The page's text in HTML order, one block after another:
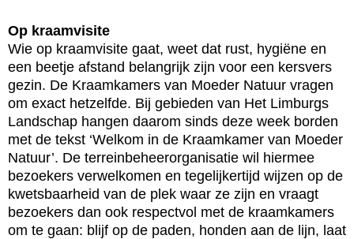
Op kraamvisite
Wie op kraamvisite gaat, weet dat rust, hygiëne en
een beetje afstand belangrijk zijn voor een kersvers
gezin. De Kraamkamers van Moeder Natuur vragen
om exact hetzelfde. Bij gebieden van Het Limburgs
Landschap hangen daarom sinds deze week borden
met de tekst ‘Welkom in de Kraamkamer van Moeder
Natuur’. De terreinbeheerorganisatie wil hiermee
bezoekers verwelkomen en tegelijkertijd wijzen op de
kwetsbaarheid van de plek waar ze zijn en vraagt
bezoekers dan ook respectvol met de kraamkamers
om te gaan: blijf op de paden, honden aan de lijn, laat